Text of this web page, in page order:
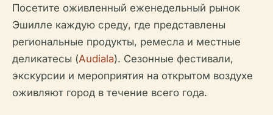
Посетите оживленный еженедельный рынок
Эшилле каждую среду, где представлены
региональные продукты, ремесла и местные
деликатесы (Audiala). Сезонные фестивали,
экскурсии и мероприятия на открытом воздухе
оживляют город в течение всего года.